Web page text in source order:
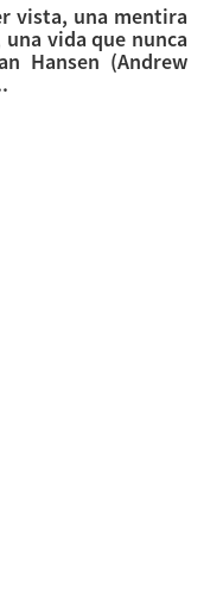
vista, una mentira
vida que nunca
Hansen (Andrew